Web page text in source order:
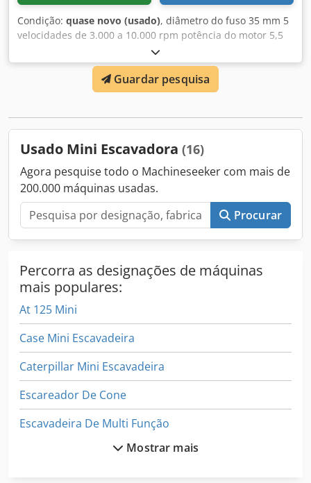
Condição: quase novo (usado), diâmetro do fuso 35 mm 5
velocidades de 3.000 a 10.000 rpm potência do motor 5,5
kW avance Maggi com 4 rolos e ajuste contínuo de
velocidade carro para tenonagem com régua graduada
para ajuste de ângulos mesa 120x730 cm Crjdpjyfua Uofx
Akief 760 kg ano de fabricação 2001 possibilidade de
Guardar pesquisa
Usado Mini Escavadora (16)
Agora pesquise todo o Machineseeker com mais de
200.000 máquinas usadas.
Procurar
Percorra as designações de máquinas
mais populares:
At 125 Mini
Case Mini Escavadeira
Caterpillar Mini Escavadeira
Escareador De Cone
Escavadeira De Multi Função
Escavadora De ValasMostrar mais